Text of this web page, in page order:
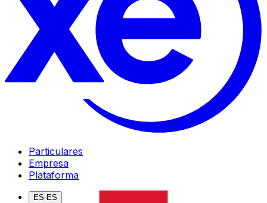
Particulares
Empresa
Plataforma
ES-ES